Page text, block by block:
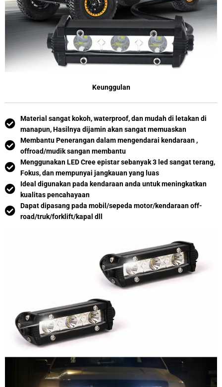
Keunggulan
Material sangat kokoh, waterproof, dan mudah di letakan di
manapun, Hasilnya dijamin akan sangat memuaskan
Membantu Penerangan dalam mengendarai kendaraan ,
offroad/mudik sangan membantu
Menggunakan LED Cree epistar sebanyak 3 led sangat terang,
Fokus, dan mempunyai jangkauan yang luas
Ideal digunakan pada kendaraan anda untuk meningkatkan
kualitas pencahayaan
Dapat dipasang pada mobil/sepeda motor/kendaraan off-
road/truk/forklift/kapal dll